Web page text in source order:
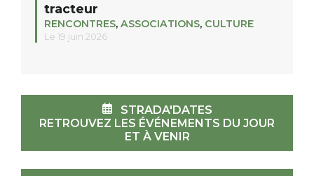
tracteur
RENCONTRES, ASSOCIATIONS, CULTURE
Le 19 juin 2026
STRADA'DATES
RETROUVEZ LES ÉVÉNEMENTS DU JOUR
ET À VENIR